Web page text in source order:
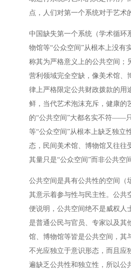
点，人们对第一个系统对于艺术
中国缺失第一个系统（学术循环
物馆等“公众空间”从根本上没有
称其为严格意义上的公共空间；
营利领域完全空缺，像美术馆、
律上严格限定公共财政拨款的用
鲜，当代艺术泡沫充斥，健康的
的“公共空间”大都名实不符——
等“公众空间”从根本上缺乏独立
态，民间美术馆、博物馆又往往
其量只是“公众空间”而非公共空
公共空间是具有公共性的空间（
其意示着参与性与民主性。公共
便说明，公共空间绝不是威权人
是普通公民与官员、专家以及
馆、博物馆等皆是公共空间，其
不光应独立于意识形态，而且应
遍缺乏公共性和独立性，所以公